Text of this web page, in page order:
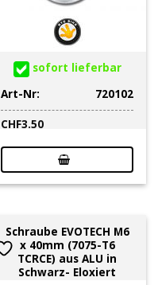
sofort lieferbar
Art-Nr:
720102
CHF3.50
Schraube EVOTECH M6
x 40mm (7075-T6
TCRCE) aus ALU in
Schwarz- Eloxiert